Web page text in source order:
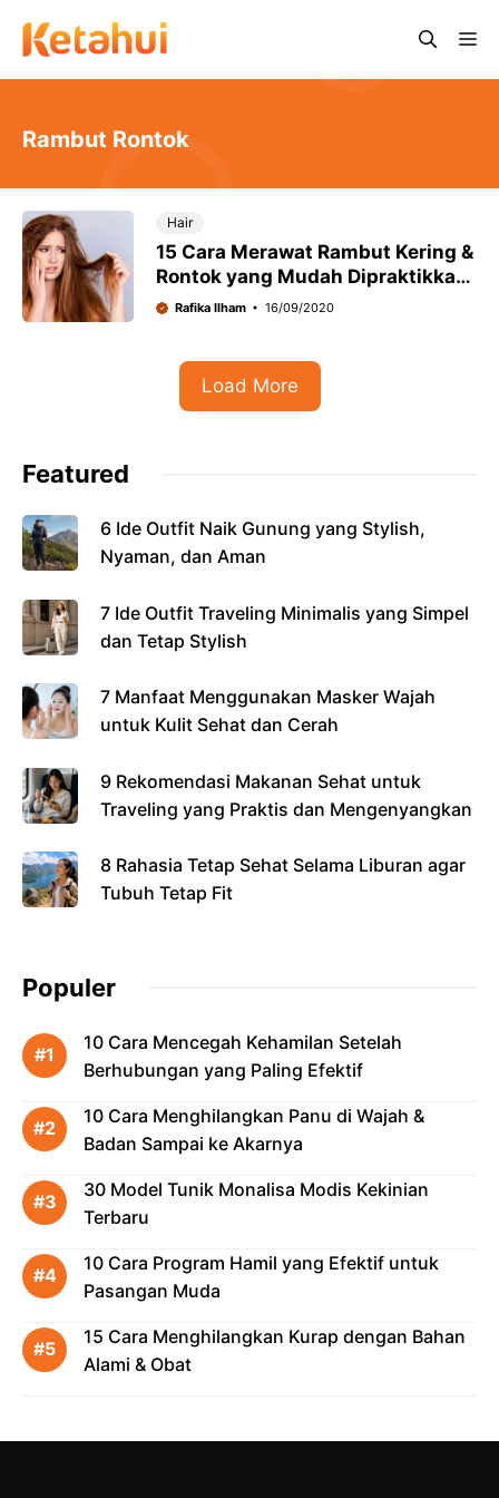
Rambut Rontok
Hair
15 Cara Merawat Rambut Kering &
Rontok yang Mudah Dipraktikkan
di Rumah
Rafika Ilham 16/09/2020
Load More
Featured
6 Ide Outfit Naik Gunung yang Stylish,
Nyaman, dan Aman
7 Ide Outfit Traveling Minimalis yang Simpel
dan Tetap Stylish
7 Manfaat Menggunakan Masker Wajah
untuk Kulit Sehat dan Cerah
9 Rekomendasi Makanan Sehat untuk
Traveling yang Praktis dan Mengenyangkan
8 Rahasia Tetap Sehat Selama Liburan agar
Tubuh Tetap Fit
Populer
10 Cara Mencegah Kehamilan Setelah
Berhubungan yang Paling Efektif
10 Cara Menghilangkan Panu di Wajah &
Badan Sampai ke Akarnya
30 Model Tunik Monalisa Modis Kekinian
Terbaru
10 Cara Program Hamil yang Efektif untuk
Pasangan Muda
15 Cara Menghilangkan Kurap dengan Bahan
Alami & Obat